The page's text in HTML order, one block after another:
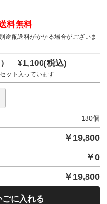
料無料
途配送料がかかる場合がございま
）¥1,100(税込)
セット入っています
180個
￥ 19,800
￥0
￥ 19,800
に入れる